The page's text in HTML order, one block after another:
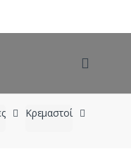
Κρεμαστοί